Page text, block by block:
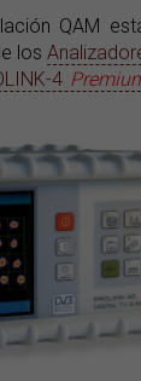
QAM
los
4